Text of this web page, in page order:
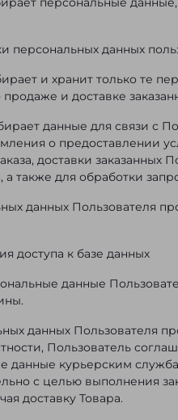
персональных данных
и хранит только те
и доставке
данные для связи с
о предоставлении
доставки заказанных
также для обработки
данных Пользователя
доступа к базе данных
данные
данных Пользователя
Пользователь
данные курьерским
с целью выполнения
доставку Товара.